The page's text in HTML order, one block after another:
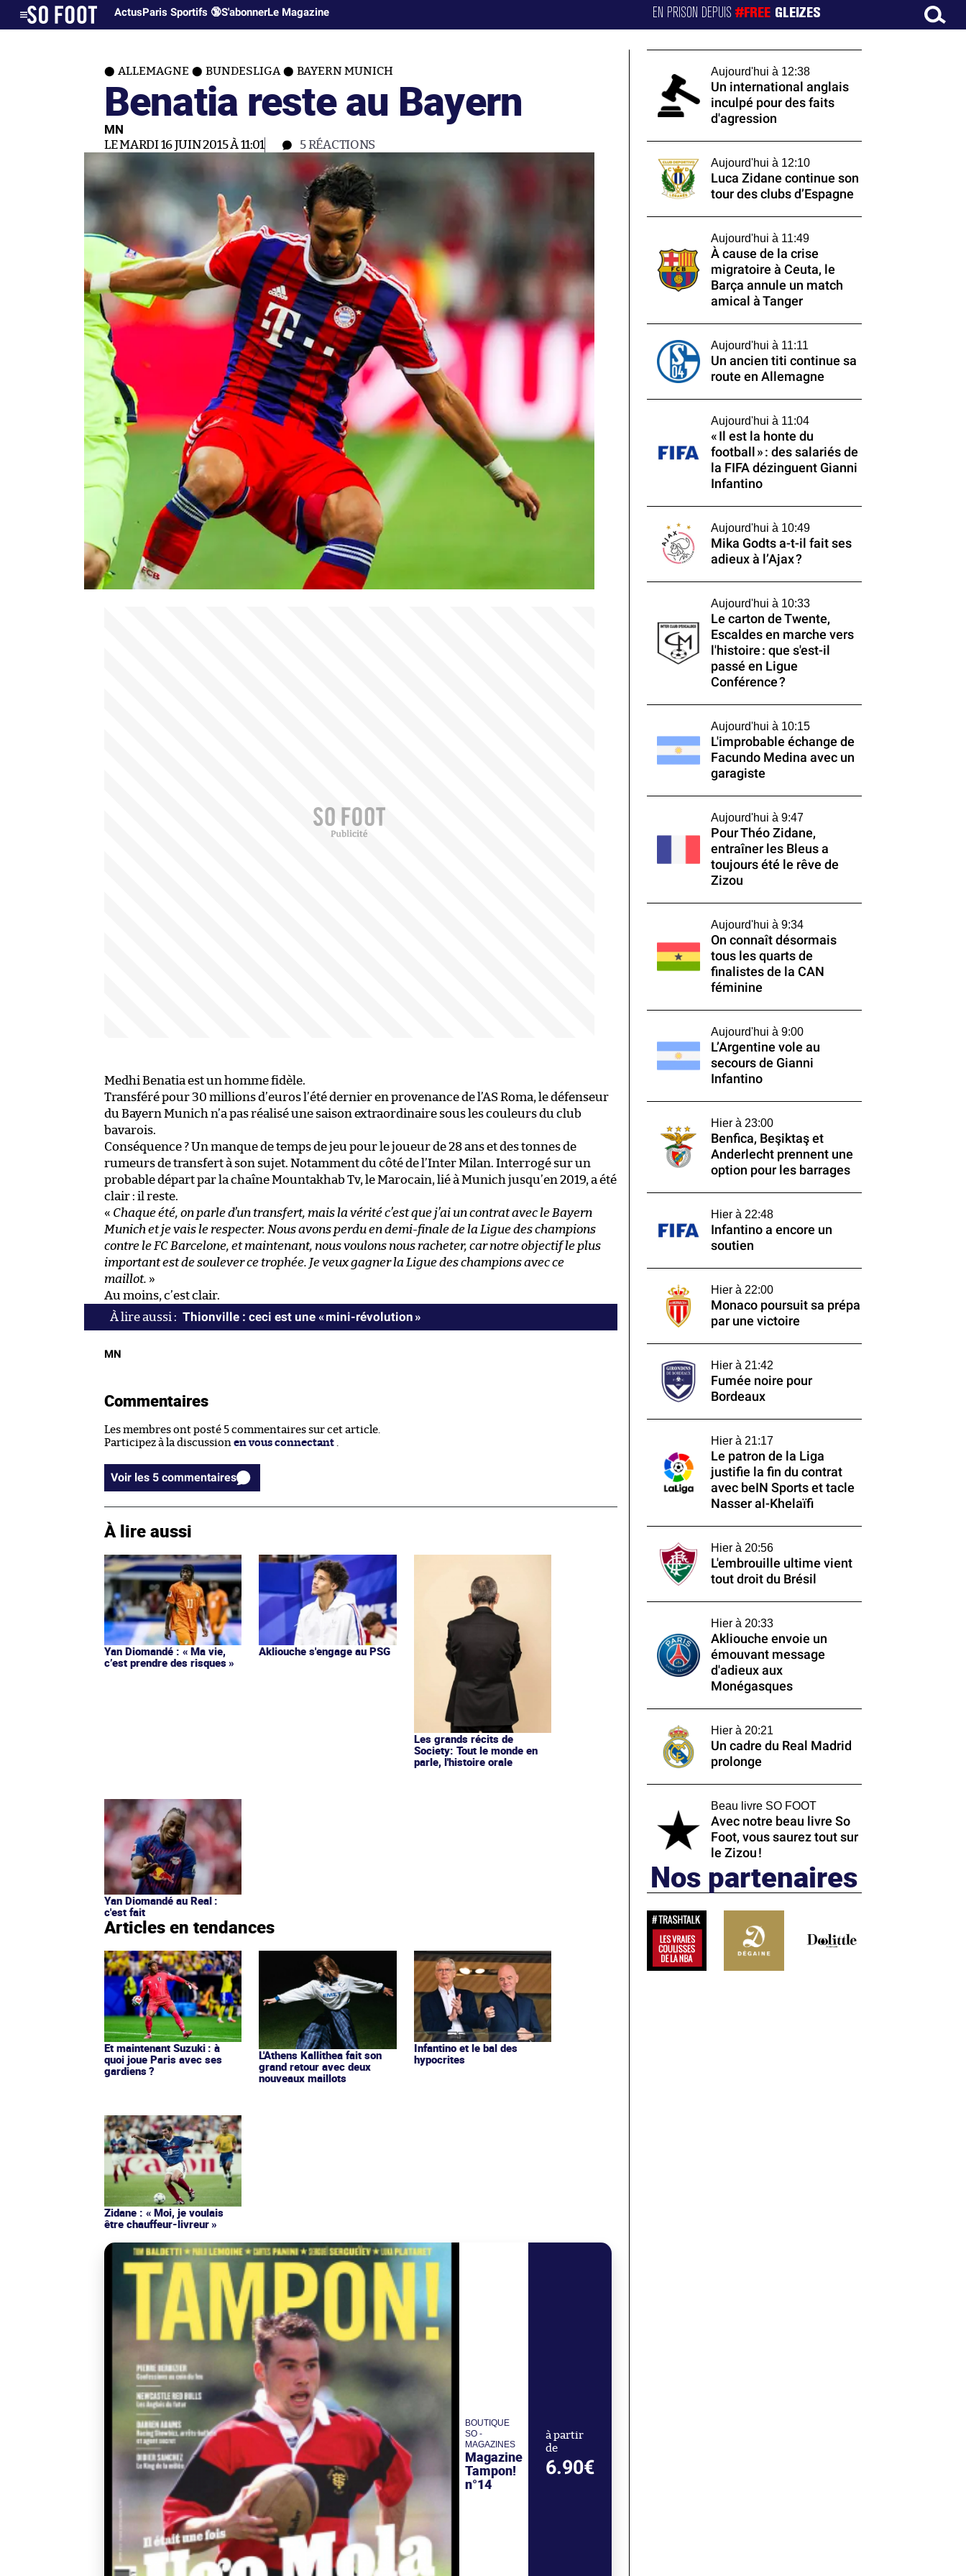
ActusParis Sportifs 🔞S'abonnerLe Magazine EN PRISON DEPUIS#FREE GLEIZES
ALLEMAGNE BUNDESLIGA BAYERN MUNICH
Benatia reste au Bayern
MN
LE MARDI 16 JUIN 2015 À 11:01 5RÉACTIONS
Medhi Benatia est un homme fidèle.
Transféré pour 30 millions d’euros l’été dernier en provenance de l’AS Roma, le défenseur
du Bayern Munich n’a pas réalisé une saison extraordinaire sous les couleurs du club
bavarois.
Conséquence ? Un manque de temps de jeu pour le joueur de 28 ans et des tonnes de
rumeurs de transfert à son sujet. Notamment du côté de l’Inter Milan. Interrogé sur un
probable départ par la chaîne Mountakhab Tv, le Marocain, lié à Munich jusqu’en 2019, a été
clair : il reste.
« Chaque été, on parle d’un transfert, mais la vérité c’est que j’ai un contrat avec le Bayern
Munich et je vais le respecter. Nous avons perdu en demi-finale de la Ligue des champions
contre le FC Barcelone, et maintenant, nous voulons nous racheter, car notre objectif le plus
important est de soulever ce trophée. Je veux gagner la Ligue des champions avec ce
maillot. »
Au moins, c’est clair.
Thionville : ceci est une « mini-révolution »
MN
Commentaires
Les membres ont posté 5 commentaires sur cet article.
Participez à la discussion en vous connectant
Voir les 5 commentaires
À lire aussi
Yan Diomandé : « Ma vie,
c’est prendre des risques »
Akliouche s'engage au PSG
Les grands récits de
Society: Tout le monde en
parle, l'histoire orale
Yan Diomandé au Real :
c'est fait
Articles en tendances
Et maintenant Suzuki : à
quoi joue Paris avec ses
gardiens ?
L'Athens Kallithea fait son
grand retour avec deux
nouveaux maillots
Infantino et le bal des
hypocrites
Zidane : « Moi, je voulais
être chauffeur-livreur »
BOUTIQUE
SO -
MAGAZINES
Magazine
Tampon!
n°14
à partir
de
6.90€
Aujourd'hui à 12:38
Un international anglais
inculpé pour des faits
d'agression
Aujourd'hui à 12:10
Luca Zidane continue son
tour des clubs d’Espagne
Aujourd'hui à 11:49
À cause de la crise
migratoire à Ceuta, le
Barça annule un match
amical à Tanger
Aujourd'hui à 11:11
Un ancien titi continue sa
route en Allemagne
Aujourd'hui à 11:04
« Il est la honte du
football » : des salariés de
la FIFA dézinguent Gianni
Infantino
Aujourd'hui à 10:49
Mika Godts a-t-il fait ses
adieux à l’Ajax ?
Aujourd'hui à 10:33
Le carton de Twente,
Escaldes en marche vers
l'histoire : que s'est-il
passé en Ligue
Conférence ?
Aujourd'hui à 10:15
L'improbable échange de
Facundo Medina avec un
garagiste
Aujourd'hui à 9:47
Pour Théo Zidane,
entraîner les Bleus a
toujours été le rêve de
Zizou
Aujourd'hui à 9:34
On connaît désormais
tous les quarts de
finalistes de la CAN
féminine
Aujourd'hui à 9:00
L’Argentine vole au
secours de Gianni
Infantino
Hier à 23:00
Benfica, Beşiktaş et
Anderlecht prennent une
option pour les barrages
Hier à 22:48
Infantino a encore un
soutien
Hier à 22:00
Monaco poursuit sa prépa
par une victoire
Hier à 21:42
Fumée noire pour
Bordeaux
Hier à 21:17
Le patron de la Liga
justifie la fin du contrat
avec beIN Sports et tacle
Nasser al-Khelaïfi
Hier à 20:56
L'embrouille ultime vient
tout droit du Brésil
Hier à 20:33
Akliouche envoie un
émouvant message
d'adieux aux
Monégasques
Hier à 20:21
Un cadre du Real Madrid
prolonge
Beau livre SO FOOT
Avec notre beau livre So
Foot, vous saurez tout sur
le Zizou !
Nos partenaires